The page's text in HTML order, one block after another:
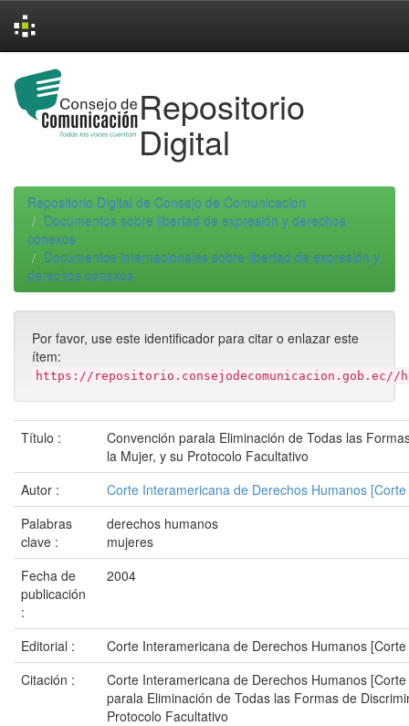
navigation
Repositorio
Digital
Repositorio Digital de Consejo de Comunicacion
Documentos sobre libertad de expresión y derechos
conexos
Documentos internacionales sobre libertad de expresión y
derechos conexos
Por favor, use este identificador para citar o enlazar este
ítem:
https://repositorio.consejodecomunicacion.gob.ec//
Título :
Convención parala Eliminación de Todas las
la Mujer, y su Protocolo Facultativo
Autor :
Corte Interamericana de Derechos Humanos
Palabras
clave :
derechos humanos
mujeres
Fecha de
publicación
:
2004
Editorial :
Corte Interamericana de Derechos Humanos
Citación :
Corte Interamericana de Derechos Humanos
parala Eliminación de Todas las Formas de
Protocolo Facultativo